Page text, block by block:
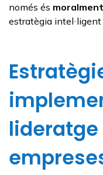
només és
estratègia